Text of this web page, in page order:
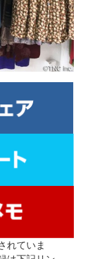
れていま